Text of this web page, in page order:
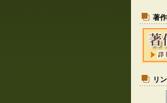
著
リ